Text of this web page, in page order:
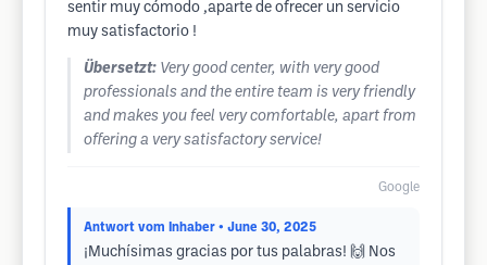
sentir muy cómodo ,aparte de ofrecer un servicio
muy satisfactorio !
Übersetzt: Very good center, with very good
professionals and the entire team is very friendly
and makes you feel very comfortable, apart from
offering a very satisfactory service!
Google
Antwort vom Inhaber • June 30, 2025
¡Muchísimas gracias por tus palabras! 🙌 Nos